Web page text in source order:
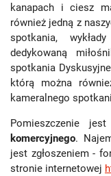
kanapach i ciesz
również jedną z
spotkania,
dedykowaną
spotkania
którą można
kameralnego
Pomieszczenie
komercyjnego.
jest zgłoszeniem -
stronie internetowej